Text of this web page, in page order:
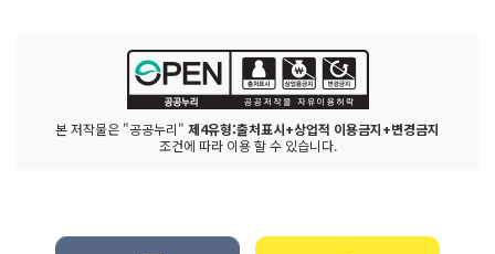
본 저작물은 "공공누리" 제4유형:출처표시+상업적 이용금지+변경금지
조건에 따라 이용 할 수 있습니다.